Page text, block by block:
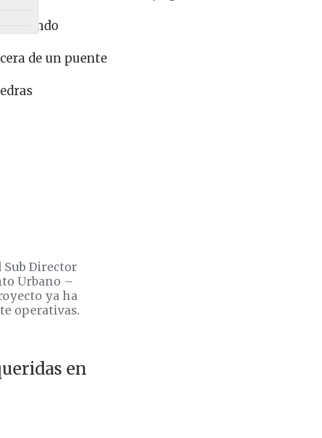
Pando
de un puente
Sub Director
Urbano –
ya ha
operativas.
en